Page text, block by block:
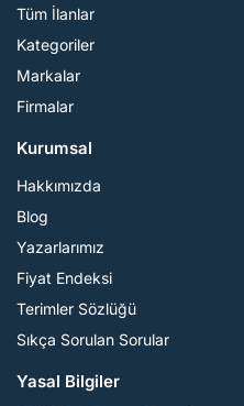
Tüm İlanlar
Kategoriler
Markalar
Firmalar
Kurumsal
Hakkımızda
Blog
Yazarlarımız
Fiyat Endeksi
Terimler Sözlüğü
Sıkça Sorulan Sorular
Yasal Bilgiler